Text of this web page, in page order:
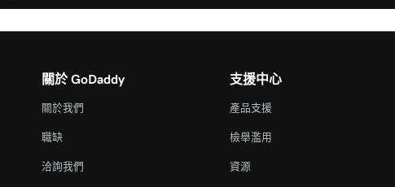
關於 GoDaddy
關於我們
職缺
洽詢我們
支援中心
產品支援
檢舉濫用
資源